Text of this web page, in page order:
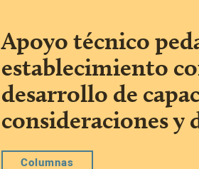
Apoyo técnico
establecimiento
desarrollo de
consideraciones y
Columnas